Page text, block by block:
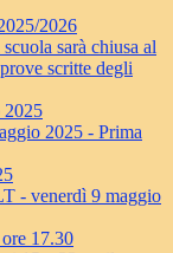
2026
sarà chiusa al
scritte degli
2025
2025 - Prima
- venerdì 9 maggio
17.30